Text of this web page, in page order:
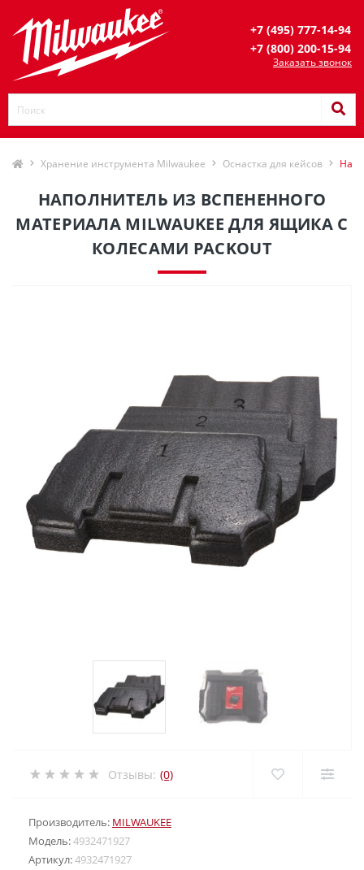
+7 (495) 777-14-94
+7 (800) 200-15-94
Заказать звонок
Хранение инструмента Milwaukee Оснастка для кейсов
НАПОЛНИТЕЛЬ ИЗ ВСПЕНЕННОГО
МАТЕРИАЛА MILWAUKEE ДЛЯ ЯЩИКА С
КОЛЕСАМИ PACKOUT
Отзывы: (0)
Производитель: MILWAUKEE
Модель:4932471927
Артикул:4932471927